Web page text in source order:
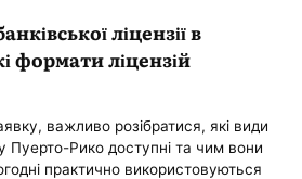
ліцензії в
формати ліцензій
важливо розібратися, які види
у Пуерто-Рико доступні та чим вони
практично використовуються